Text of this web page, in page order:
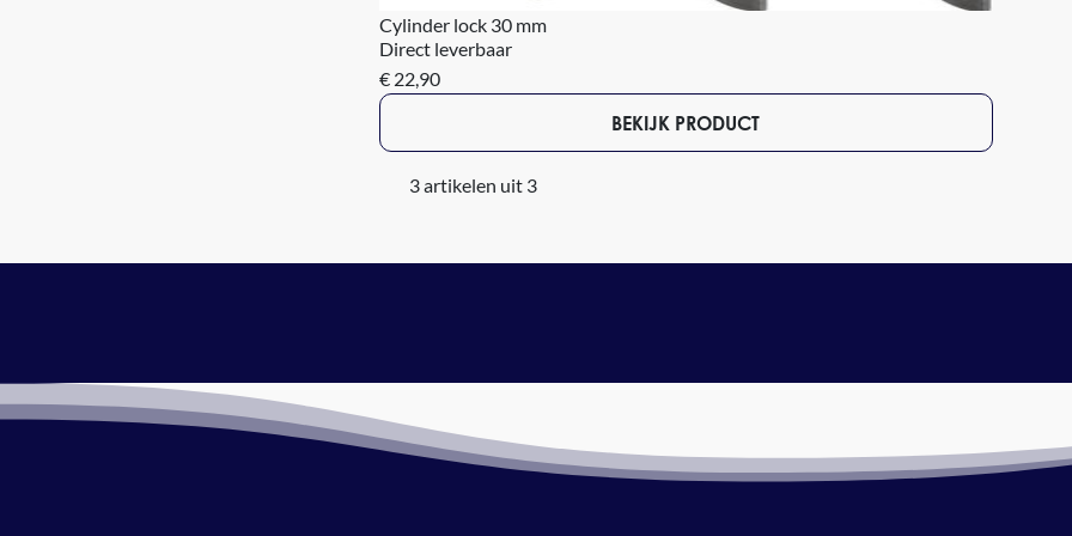
Cylinder lock 30 mm
Direct leverbaar
€ 22,90
BEKIJK PRODUCT
3 artikelen uit 3